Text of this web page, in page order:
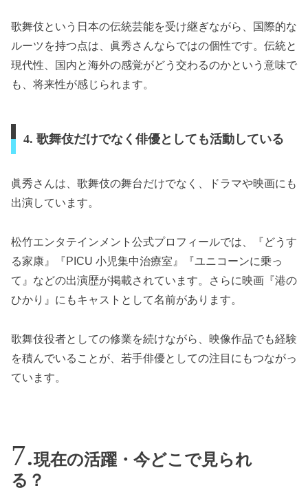
歌舞伎という日本の伝統芸能を受け継ぎながら、国際的な
ルーツを持つ点は、眞秀さんならではの個性です。伝統と
現代性、国内と海外の感覚がどう交わるのかという意味で
も、将来性が感じられます。
4. 歌舞伎だけでなく俳優としても活動している
眞秀さんは、歌舞伎の舞台だけでなく、ドラマや映画にも
出演しています。
松竹エンタテインメント公式プロフィールでは、『どうす
る家康』『PICU 小児集中治療室』『ユニコーンに乗っ
て』などの出演歴が掲載されています。さらに映画『港の
ひかり』にもキャストとして名前があります。
歌舞伎役者としての修業を続けながら、映像作品でも経験
を積んでいることが、若手俳優としての注目にもつながっ
ています。
現在の活躍・今どこで見られ
る？